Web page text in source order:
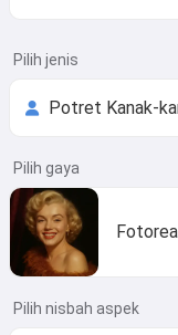
Pilih jenis
Pilih gaya
Pilih nisbah aspek